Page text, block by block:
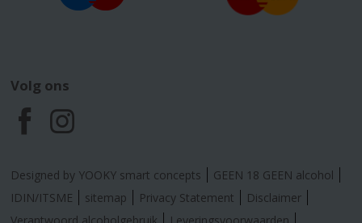
Volg ons
F
a
c
I
n
s
Designed by YOOKY smart concepts
GEEN 18 GEEN alcohol
IDIN/ITSME
sitemap Privacy Statement
Disclaimer